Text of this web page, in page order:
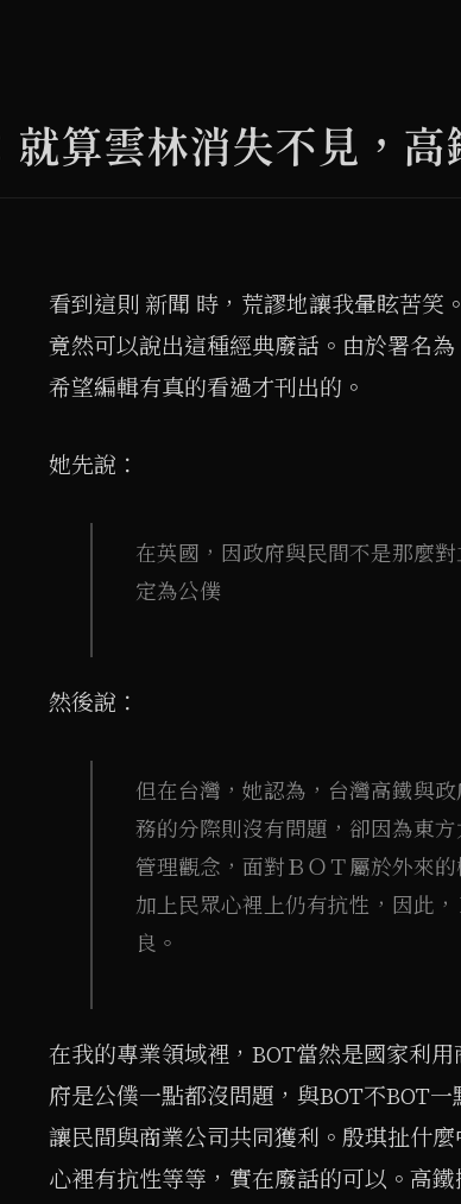
就算雲林消失不見，高
看到這則 新聞 時，荒謬地讓我暈眩苦笑
竟然可以說出這種經典廢話。由於署名
希望編輯有真的看過才刊出的。
她先說：
在英國，因政府與民間不是那麼
定為公僕
然後說：
但在台灣，她認為，台灣高鐵與
務的分際則沒有問題，卻因為東
管理觀念，面對ＢＯＴ屬於外來
加上民眾心裡上仍有抗性，因此
良。
在我的專業領域裡，BOT當然是國家利
府是公僕一點都沒問題，與BOT不BOT
讓民間與商業公司共同獲利。殷琪扯什
心裡有抗性等等，實在廢話的可以。高